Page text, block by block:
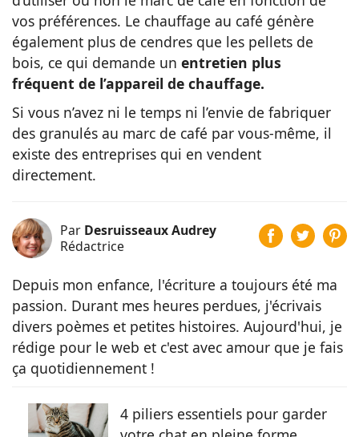
vos préférences. Le chauffage au café génère
également plus de cendres que les pellets de
bois, ce qui demande un entretien plus
fréquent de l’appareil de chauffage.
Si vous n’avez ni le temps ni l’envie de fabriquer
des granulés au marc de café par vous-même, il
existe des entreprises qui en vendent
directement.
Par Desruisseaux Audrey
Rédactrice
Depuis mon enfance, l'écriture a toujours été ma
passion. Durant mes heures perdues, j'écrivais
divers poèmes et petites histoires. Aujourd'hui, je
rédige pour le web et c'est avec amour que je fais
ça quotidiennement !
4 piliers essentiels pour garder